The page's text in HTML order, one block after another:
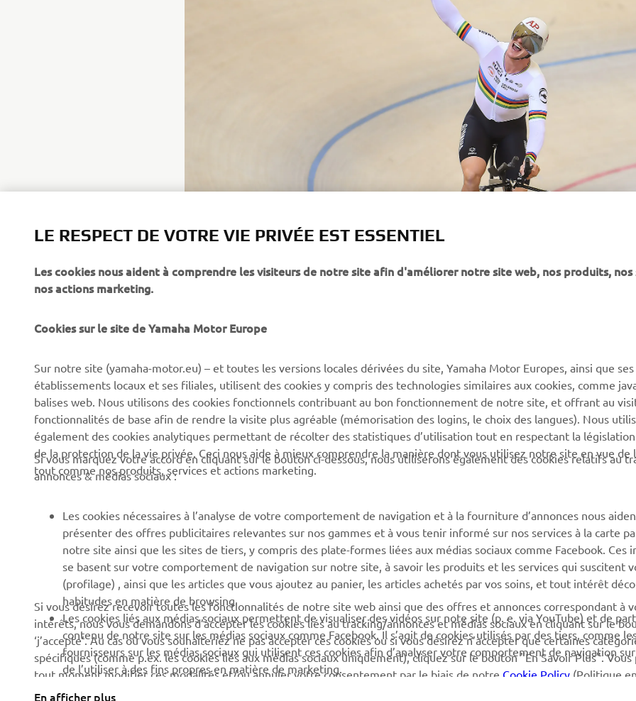
CORPORATE
Découvrez Yamaha
News
Événements
Yamaha Motor e-brochures
et tarifs
Travailler chez Yamaha
Devenir revendeur
Canal d'alerte
BUSINESS
Systèmes pour vélos
électriques (VAE) Yamaha
Autorités
Premiers intervenants
Écoles de conduite
Robotics
Partenariats
Informations techniques
pour les réparateurs
indépendants
Yamalube Safety Data
PLUS DE YAMAHA
MyYamaha
Yamaha Music
Applications mobiles
SOUTIEN
Catalogue des pièces
Réserver un entretien
batteries
LE RESPECT DE VOTRE VIE PRIVÉE EST ESSENTIEL
Les cookies nous aident à comprendre les visiteurs de notre site afin d'améliorer notre site web, nos produits, nos
nos actions marketing.
Cookies sur le site de Yamaha Motor Europe
Sur notre site (yamaha-motor.eu) – et toutes les versions locales dérivées du site, Yamaha Motor Europes, ainsi que ses
établissements locaux et ses filiales, utilisent des cookies y compris des technologies similaires aux cookies, comme
balises web. Nous utilisons des cookies fonctionnels contribuant au bon fonctionnement de notre site, et offrant au
fonctionnalités de base afin de rendre la visite plus agréable (mémorisation des logins, le choix des langues). Nous
également des cookies analytiques permettant de récolter des statistiques d’utilisation tout en respectant la législation
de la protection de la vie privée. Ceci nous aide à mieux comprendre la manière dont vous utilisez notre site en vue de
tout comme nos produits, services et actions marketing.
Si vous marquez votre accord en cliquant sur le bouton ci-dessous, nous utiliserons également des cookies relatifs au
annonces & médias sociaux :
Les cookies nécessaires à l’analyse de votre comportement de navigation et à la fourniture d’annonces nous aident
présenter des offres publicitaires relevantes sur nos gammes et à vous tenir informé sur nos services à la carte
notre site ainsi que les sites de tiers, y compris des plate-formes liées aux médias sociaux comme Facebook. Ces
se basent sur votre comportement de navigation sur notre site, à savoir les produits et les services qui suscitent
(profilage) , ainsi que les articles que vous ajoutez au panier, les articles achetés par vos soins, et tout intérêt
habitudes en matière de browsing.
Les cookies liés aux médias sociaux permettent de visualiser des vidéos sur note site (p. e. via YouTube) et de
contenu de notre site sur les médias sociaux comme Facebook. Il s’agit de cookies utilisés par des tiers, comme les
fournisseurs sur les médias sociaux qui utilisent ces cookies afin d’analyser votre comportement de navigation
de l’utiliser à des fins propres en matière de marketing.
Si vous désirez recevoir toutes les fonctionnalités de notre site web ainsi que des offres et annonces correspondant à
intérêts, nous vous demandons d’accepter les cookies liés au tracking/annonces et médias sociaux en cliquant sur le
‘j’accepte’. Au cas où vous souhaiteriez ne pas accepter ces cookies ou si vous désirez n’accepter que certaines
spécifiques (comme p.ex. les cookies liés aux médias sociaux uniquement), cliquez sur le bouton "En Savoir Plus". Vous
tout moment modifier ces modalités et/ou annuler votre consentement par le biais de notre
Cookie Policy
(Politique
En afficher plus